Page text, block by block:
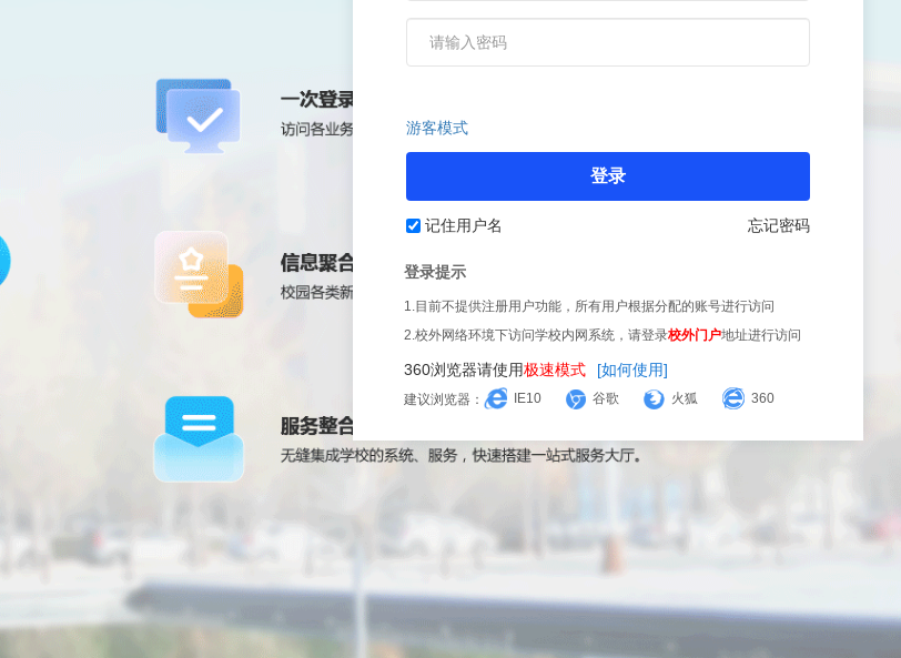
游客模式
登录
记住用户名 忘记密码
登录提示
1.目前不提供注册用户功能，所有用户根据分配的账号进行访问
2.校外网络环境下访问学校内网系统，请登录校外门户地址进行访问
360浏览器请使用极速模式 [如何使用]
建议浏览器： IE10 谷歌 火狐 360